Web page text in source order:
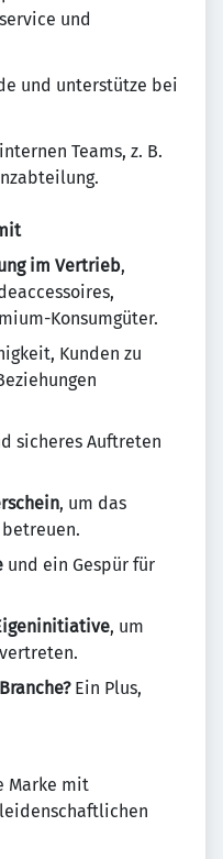
und
und unterstütze bei
Teams, z. B.
im Vertrieb,
Konsumgüter.
Kunden zu
sicheres Auftreten
, um das
und ein Gespür für
, um
Ein Plus,
Marke mit